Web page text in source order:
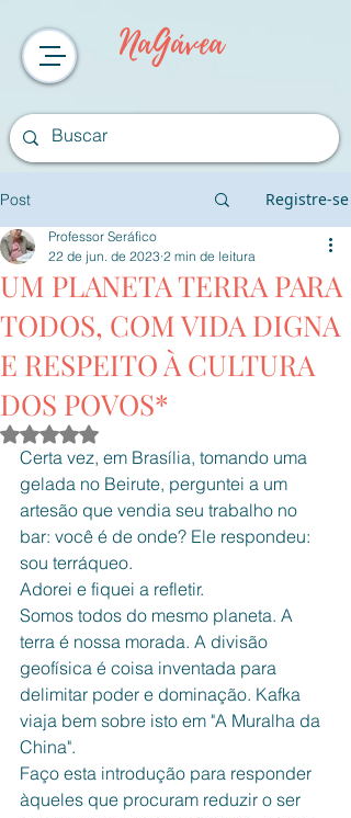
NaGávea
Post Registre-se
UM PLANETA TERRA PARA
TODOS, COM VIDA DIGNA
E RESPEITO À CULTURA
DOS POVOS*
Professor Seráfico
22 de jun. de 2023 2 min de leitura
Avaliado com NaN de 5 estrelas.
Certa vez, em Brasília, tomando uma
gelada no Beirute, perguntei a um
artesão que vendia seu trabalho no
bar: você é de onde? Ele respondeu:
sou terráqueo.
Adorei e fiquei a refletir.
Somos todos do mesmo planeta. A
terra é nossa morada. A divisão
geofísica é coisa inventada para
delimitar poder e dominação. Kafka
viaja bem sobre isto em "A Muralha da
China".
Faço esta introdução para responder
àqueles que procuram reduzir o ser